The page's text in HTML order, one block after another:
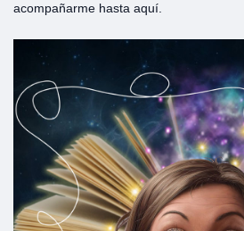
acompañarme hasta aquí.